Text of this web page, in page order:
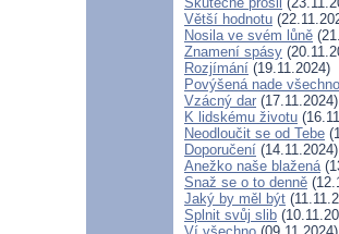
Větší hodnotu
Nosila ve svém lůně
Znamení spásy
Rozjímání (19.11.2024)
Povýšená nade všechno
Vzácný dar (17.11.2024)
K lidskému životu
Neodloučit se od Tebe
Doporučení (14.11.2024)
Anežko naše blažená
Snaž se o to denně
Jaký by měl být
Splnit svůj slib